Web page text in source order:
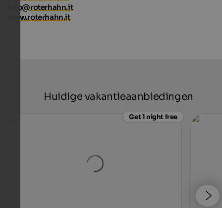
info@roterhahn.it
www.roterhahn.it
Huidige vakantieaanbiedingen
Get 1 night free